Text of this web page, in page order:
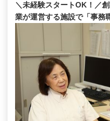
＼未経験スタートOK！／
業が運営する施設で「事務